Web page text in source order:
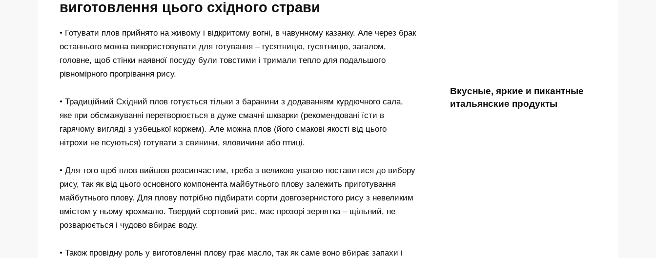
виготовлення цього східного страви
• Готувати плов прийнято на живому і відкритому вогні, в чавунному казанку. Але через брак
останнього можна використовувати для готування – гусятницю, гусятницю, загалом,
головне, щоб стінки наявної посуду були товстими і тримали тепло для подальшого
рівномірного прогрівання рису.
• Традиційний Східний плов готується тільки з баранини з додаванням курдючного сала,
яке при обсмажуванні перетворюється в дуже смачні шкварки (рекомендовані їсти в
гарячому вигляді з узбецької коржем). Але можна плов (його смакові якості від цього
нітрохи не псуються) готувати з свинини, яловичини або птиці.
• Для того щоб плов вийшов розсипчастим, треба з великою увагою поставитися до вибору
рису, так як від цього основного компонента майбутнього плову залежить приготування
майбутнього плову. Для плову потрібно підбирати сорти довгозернистого рису з невеликим
вмістом у ньому крохмалю. Твердий сортовий рис, має прозорі зернятка – щільний, не
розварюється і чудово вбирає воду.
• Також провідну роль у виготовленні плову грає масло, так як саме воно вбирає запахи і
Вкусные, яркие и пикантные
итальянские продукты